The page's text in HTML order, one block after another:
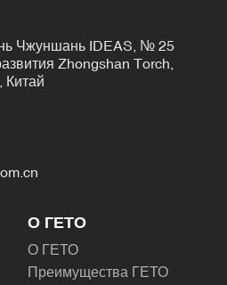
Чжуншань IDEAS, № 25
Zhongshan Torch,
Китай
О ГЕТО
О ГЕТО
Преимущества ГЕТО